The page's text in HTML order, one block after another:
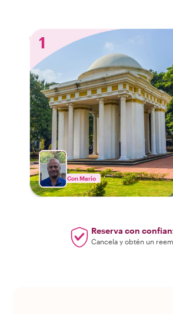
1
Con Mario
Reserva con
Cancela y obtén un